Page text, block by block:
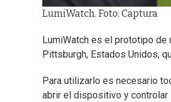
LumiWatch. Foto: Captura
LumiWatch es el prototipo
Pittsburgh, Estados Unidos,
Para utilizarlo es necesario
abrir el dispositivo y controlar